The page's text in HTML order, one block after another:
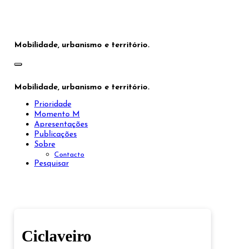
Mobilidade, urbanismo e território.
Mobilidade, urbanismo e território.
Prioridade
Momento M
Apresentações
Publicações
Sobre
Contacto
Pesquisar
Ciclaveiro